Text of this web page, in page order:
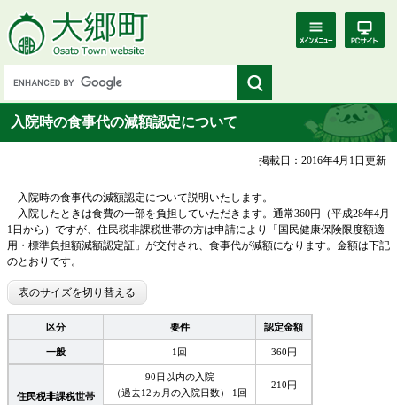
入院時の食事代の減額認定について
掲載日：2016年4月1日更新
入院時の食事代の減額認定について説明いたします。
入院したときは食費の一部を負担していただきます。通常360円（平成28年4月
1日から）ですが、住民税非課税世帯の方は申請により「国民健康保険限度額適
用・標準負担額減額認定証」が交付され、食事代が減額になります。金額は下記
のとおりです。
表のサイズを切り替える
区分 要件 認定金額
一般 1回 360円
住民税非課税世帯
90日以内の入院
（過去12ヵ月の入院日数） 1回
210円